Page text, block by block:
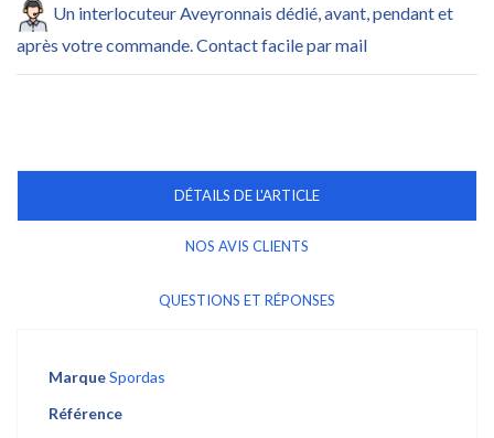
Un interlocuteur Aveyronnais dédié, avant, pendant et
après votre commande. Contact facile par mail
DÉTAILS DE L'ARTICLE
NOS AVIS CLIENTS
QUESTIONS ET RÉPONSES
MarqueSpordas
Référence